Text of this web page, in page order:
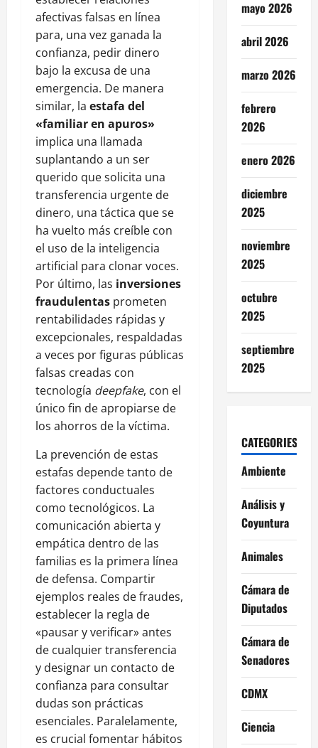
afectivas falsas en línea
para, una vez ganada la
confianza, pedir dinero
bajo la excusa de una
emergencia. De manera
similar, la estafa del
«familiar en apuros»
implica una llamada
suplantando a un ser
querido que solicita una
transferencia urgente de
dinero, una táctica que se
ha vuelto más creíble con
el uso de la inteligencia
artificial para clonar voces.
Por último, las inversiones
fraudulentas prometen
rentabilidades rápidas y
excepcionales, respaldadas
a veces por figuras públicas
falsas creadas con
tecnología deepfake, con el
único fin de apropiarse de
los ahorros de la víctima.
La prevención de estas
estafas depende tanto de
factores conductuales
como tecnológicos. La
comunicación abierta y
empática dentro de las
familias es la primera línea
de defensa. Compartir
ejemplos reales de fraudes,
establecer la regla de
«pausar y verificar» antes
de cualquier transferencia
y designar un contacto de
confianza para consultar
dudas son prácticas
esenciales. Paralelamente,
es crucial fomentar hábitos
mayo 2026
abril 2026
marzo 2026
febrero
2026
enero 2026
diciembre
2025
noviembre
2025
octubre
2025
septiembre
2025
CATEGORIES
Ambiente
Análisis y
Coyuntura
Animales
Cámara de
Diputados
Cámara de
Senadores
CDMX
Ciencia